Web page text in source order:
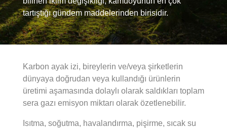
tartıştığı gündem maddelerinden birisidir.
Karbon ayak izi, bireylerin ve/veya şirketlerin
dünyaya doğrudan veya kullandığı ürünlerin
üretimi aşamasında dolaylı olarak saldıkları toplam
sera gazı emisyon miktarı olarak özetlenebilir.
Isıtma, soğutma, havalandırma, pişirme, sıcak su